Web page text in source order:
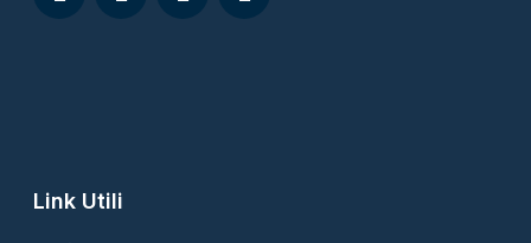
Link Utili